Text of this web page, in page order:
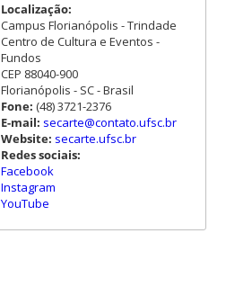
Localização:
Campus Florianópolis - Trindade
Centro de Cultura e Eventos -
Fundos
CEP 88040-900
Florianópolis - SC - Brasil
Fone: (48) 3721-2376
E-mail: secarte@contato.ufsc.br
Website: secarte.ufsc.br
Redes sociais:
Facebook
Instagram
YouTube